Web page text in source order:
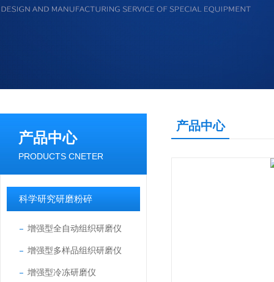
产品中心
PRODUCTS CNETER
科学研究研磨粉碎
增强型全自动组织研磨仪
增强型多样品组织研磨仪
增强型冷冻研磨仪
产品中心